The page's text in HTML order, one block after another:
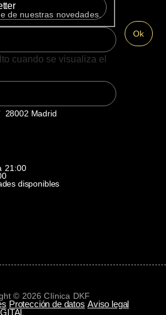
28002 Madrid
21:00
disponibles
de nuestras novedades.
cuando se visualiza el
© 2026 Clínica DKF
Protección de datos Aviso legal